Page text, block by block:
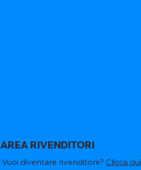
AREA RIVENDITORI
Vuoi diventare rivenditore?Clicca qui